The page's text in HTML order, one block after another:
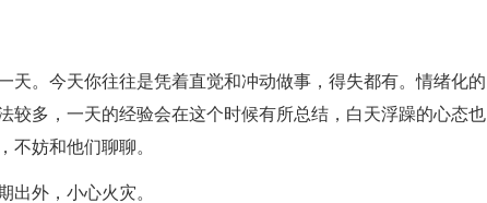
天。今天你往往是凭着直觉和冲动做事，得失都有。情绪化的
较多，一天的经验会在这个时候有所总结，白天浮躁的心态也
不妨和他们聊聊。
出外，小心火灾。